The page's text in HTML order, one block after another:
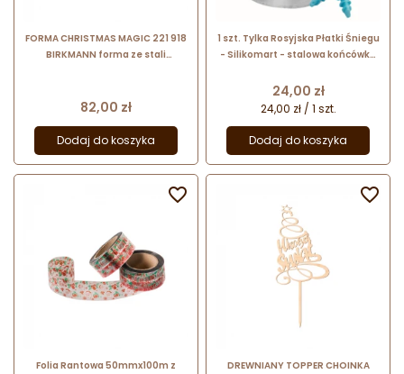
FORMA CHRISTMAS MAGIC 221 918
BIRKMANN forma ze stali
Cena
82,00 zł
Dodaj do koszyka
1 szt. Tylka Rosyjska Płatki Śniegu
- Silikomart - stalowa końcówka
mm
Cena
24,00 zł
24,00 zł / 1 szt.
Dodaj do koszyka
Folia Rantowa 50mmx100m z

DREWNIANY TOPPER CHOINKA
